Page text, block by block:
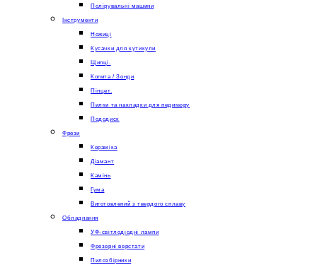
Полірувальні машини
Інструменти
Ножиці
Кусачки для кутикули
Щипці.
Копита / Зонди
Пінцет.
Пилки та накладки для педикюру
Пододиск
Фрези
Кераміка
Діамант
Камінь
Гума
Виготовлений з твердого сплаву
Обладнання
УФ-світлодіодні лампи
Фрезерні верстати
Пилозбірники